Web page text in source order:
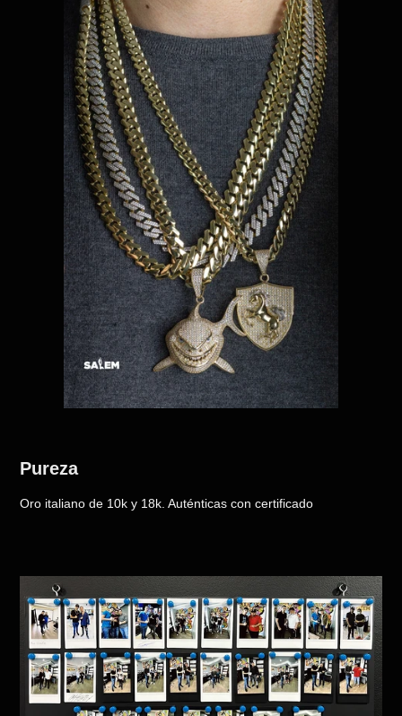
Pureza
Oro italiano de 10k y 18k. Auténticas con certificado